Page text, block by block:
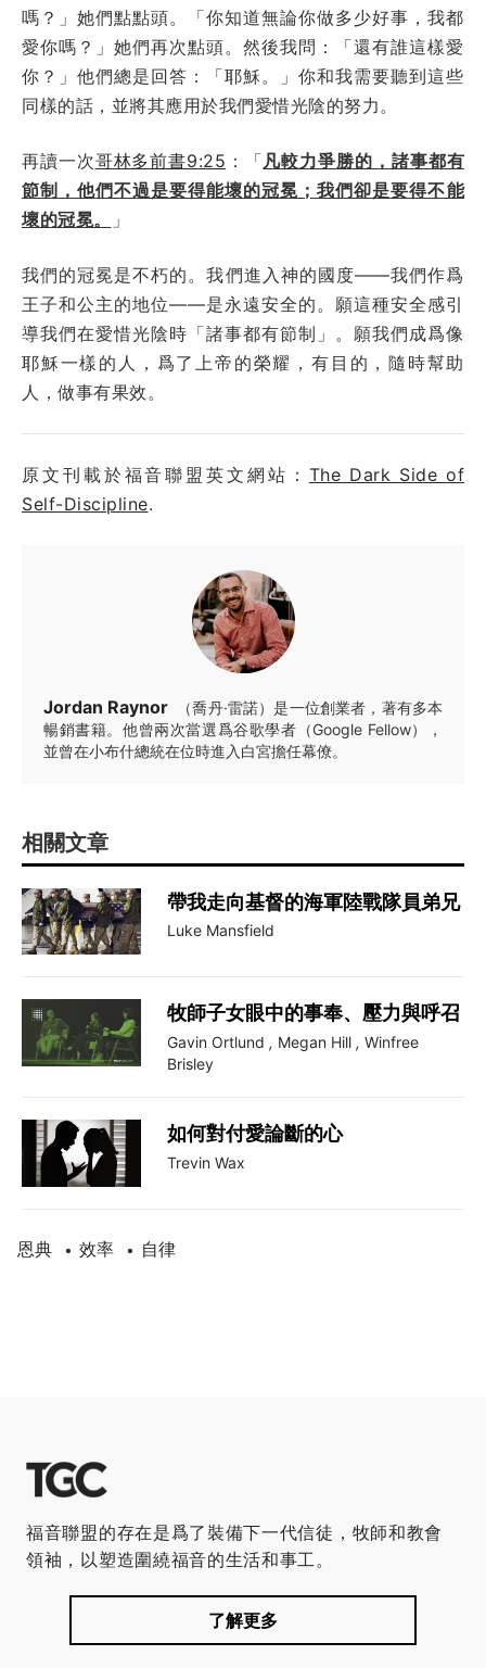
嗎？」她們點點頭。「你知道無論你做多少好事，我都
愛你嗎？」她們再次點頭。然後我問：「還有誰這樣愛
你？」他們總是回答：「耶穌。」你和我需要聽到這些
同樣的話，並將其應用於我們愛惜光陰的努力。
再讀一次哥林多前書9:25 ：「 凡較力爭勝的，諸事都有
節制，他們不過是要得能壞的冠冕；我們卻是要得不能
壞的冠冕。
」
我們的冠冕是不朽的。我們進入神的國度——我們作爲
王子和公主的地位——是永遠安全的。願這種安全感引
導我們在愛惜光陰時「諸事都有節制」。願我們成爲像
耶穌一樣的人，爲了上帝的榮耀，有目的，隨時幫助
人，做事有果效。
原文刊載於福音聯盟英文網站： The Dark Side of
Self-Discipline.
Jordan Raynor
（喬丹·雷諾）是一位創業者，著有多本
暢銷書籍。他曾兩次當選爲谷歌學者（Google Fellow），
並曾在小布什總統在位時進入白宮擔任幕僚。
相關文章
帶我走向基督的海軍陸戰隊員弟兄
Luke Mansfield
牧師子女眼中的事奉、壓力與呼召
Gavin Ortlund , Megan Hill , Winfree
Brisley
如何對付愛論斷的心
Trevin Wax
恩典 • 效率 • 自律
福音聯盟的存在是爲了裝備下一代信徒，牧師和教會
領袖，以塑造圍繞福音的生活和事工。
了解更多